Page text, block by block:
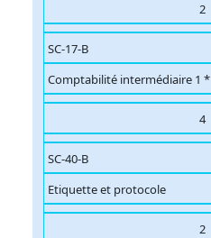
2
SC-17-B
Comptabilité intermédiaire 1 *
4
SC-40-B
Etiquette et protocole
2